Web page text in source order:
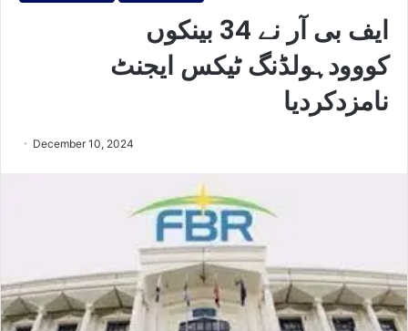
ایف بی آر نے 34 بینکوں
کووودہولڈنگ ٹیکس ایجنٹ
نامزدکردیا
December 10, 2024